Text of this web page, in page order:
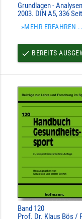
Grundlagen -
2003. DIN A5, 336
»MEHR ERFAHREN
done BEREITS
Band 120
Prof. Dr. Klaus Bös /